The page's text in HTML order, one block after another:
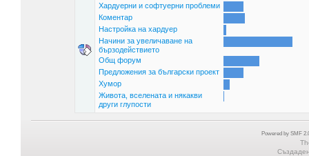
Хардуерни и софтуерни проблеми
Коментар
Настройка на хардуер
Начини за увеличаване на
бързодействието
Общ форум
Предложения за български проект
Хумор
Живота, вселената и някакви
други глупости
Powered by SMF